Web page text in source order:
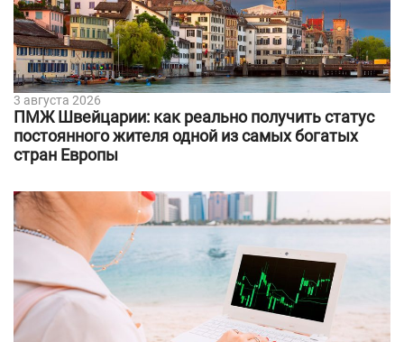
3 августа 2026
ПМЖ Швейцарии: как реально получить статус
постоянного жителя одной из самых богатых
стран Европы